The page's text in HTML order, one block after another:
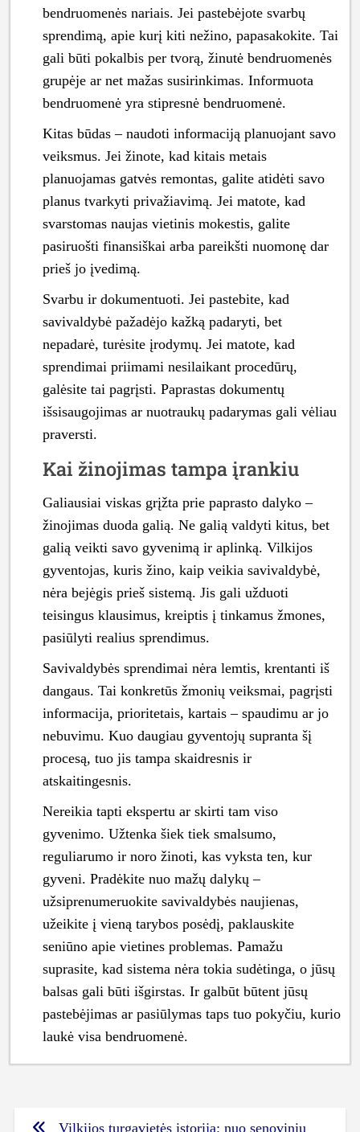
bendruomenės nariais. Jei pastebėjote svarbų
sprendimą, apie kurį kiti nežino, papasakokite. Tai
gali būti pokalbis per tvorą, žinutė bendruomenės
grupėje ar net mažas susirinkimas. Informuota
bendruomenė yra stipresnė bendruomenė.
Kitas būdas – naudoti informaciją planuojant savo
veiksmus. Jei žinote, kad kitais metais
planuojamas gatvės remontas, galite atidėti savo
planus tvarkyti privažiavimą. Jei matote, kad
svarstomas naujas vietinis mokestis, galite
pasiruošti finansiškai arba pareikšti nuomonę dar
prieš jo įvedimą.
Svarbu ir dokumentuoti. Jei pastebite, kad
savivaldybė pažadėjo kažką padaryti, bet
nepadarė, turėsite įrodymų. Jei matote, kad
sprendimai priimami nesilaikant procedūrų,
galėsite tai pagrįsti. Paprastas dokumentų
išsisaugojimas ar nuotraukų padarymas gali vėliau
praversti.
Kai žinojimas tampa įrankiu
Galiausiai viskas grįžta prie paprasto dalyko –
žinojimas duoda galią. Ne galią valdyti kitus, bet
galią veikti savo gyvenimą ir aplinką. Vilkijos
gyventojas, kuris žino, kaip veikia savivaldybė,
nėra bejėgis prieš sistemą. Jis gali užduoti
teisingus klausimus, kreiptis į tinkamus žmones,
pasiūlyti realius sprendimus.
Savivaldybės sprendimai nėra lemtis, krentanti iš
dangaus. Tai konkretūs žmonių veiksmai, pagrįsti
informacija, prioritetais, kartais – spaudimu ar jo
nebuvimu. Kuo daugiau gyventojų supranta šį
procesą, tuo jis tampa skaidresnis ir
atskaitingesnis.
Nereikia tapti ekspertu ar skirti tam viso
gyvenimo. Užtenka šiek tiek smalsumo,
reguliarumo ir noro žinoti, kas vyksta ten, kur
gyveni. Pradėkite nuo mažų dalykų –
užsiprenumeruokite savivaldybės naujienas,
užeikite į vieną tarybos posėdį, paklauskite
seniūno apie vietines problemas. Pamažu
suprasite, kad sistema nėra tokia sudėtinga, o jūsų
balsas gali būti išgirstas. Ir galbūt būtent jūsų
pastebėjimas ar pasiūlymas taps tuo pokyčiu, kurio
laukė visa bendruomenė.
NavigacijaVilkijos turgavietės istorija: nuo senovinių